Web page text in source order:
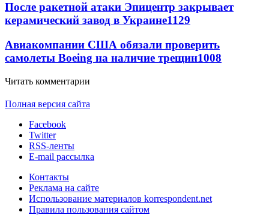
После ракетной атаки Эпицентр закрывает
керамический завод в Украине1129
Авиакомпании США обязали проверить
самолеты Boeing на наличие трещин1008
Читать комментарии
Полная версия сайта
Facebook
Twitter
RSS-ленты
E-mail рассылка
Контакты
Реклама на сайте
Использование материалов korrespondent.net
Правила пользования сайтом